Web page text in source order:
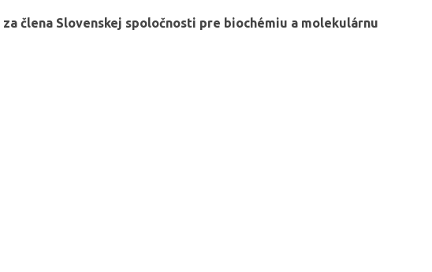
za člena Slovenskej spoločnosti pre biochémiu a molekulárnu